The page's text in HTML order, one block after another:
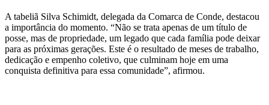
A tabeliã Silva Schimidt, delegada da Comarca de Conde, destacou
a importância do momento. “Não se trata apenas de um título de
posse, mas de propriedade, um legado que cada família pode deixar
para as próximas gerações. Este é o resultado de meses de trabalho,
dedicação e empenho coletivo, que culminam hoje em uma
conquista definitiva para essa comunidade”, afirmou.